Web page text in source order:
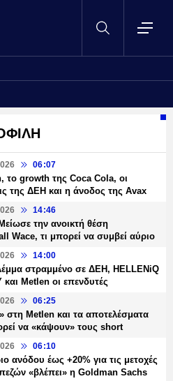
06:07
το growth της Coca Cola, οι
της ΔΕΗ και η άνοδος της Avax
14:46
την ανοικτή θέση
Wace, τι μπορεί να συμβεί αύριο
14:00
στραμμένο σε ΔΕΗ, HELLENiQ
και Metlen οι επενδυτές
06:25
στη Metlen και τα αποτελέσματα
να «κάψουν» τους short
06:10
ανόδου έως +20% για τις μετοχές
«βλέπει» η Goldman Sachs